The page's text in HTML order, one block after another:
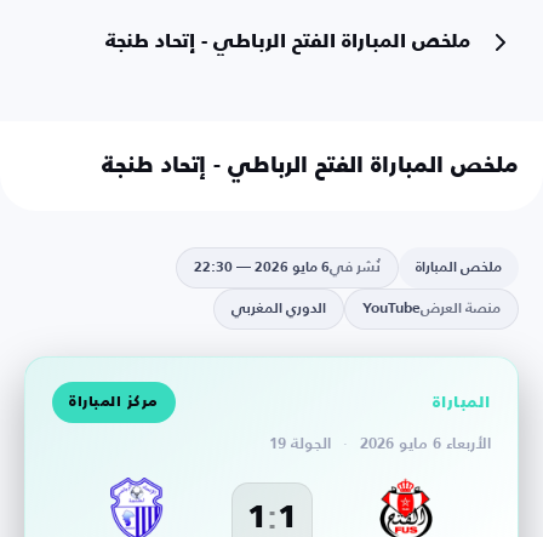
ملخص المباراة الفتح الرباطي - إتحاد طنجة
ملخص المباراة الفتح الرباطي - إتحاد طنجة
ملخص المباراة نُشر في6 مايو 2026 — 22:30
منصة العرضYouTube الدوري المغربي
المباراة مركز المباراة
الأربعاء 6 مايو 2026 · الجولة 19
1
:
1